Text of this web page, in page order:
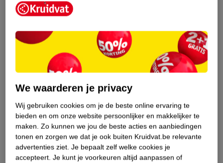
Nature Impact Score
Rood (-) = hoge impact op het milieu.
Groen (+) = lage impact op het milieu.
Gebaseerd op wereldwijde
gemiddelden.
Nature Impact Score: 51%
Gemiddelde voor Haar - Shampoo: 50%
Hogere score betekent lagere impact
Bestel & Bezorginformatie
We waarderen je privacy
Wij gebruiken cookies om je de beste online ervaring te
bieden en om onze website persoonlijker en makkelijker te
maken. Zo kunnen we jou de beste acties en aanbiedingen
tonen en zorgen we dat je ook buiten Kruidvat.be relevante
advertenties ziet. Je bepaalt zelf welke cookies je
accepteert. Je kunt je voorkeuren altijd aanpassen of